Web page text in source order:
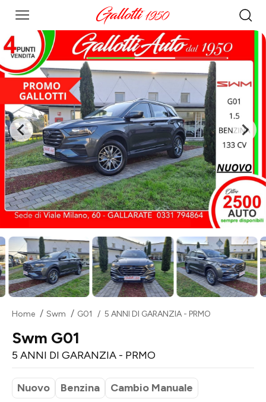
Home Swm G01 5 ANNI DI GARANZIA - PRMO
Swm G01
5 ANNI DI GARANZIA - PRMO
Nuovo Benzina Cambio Manuale